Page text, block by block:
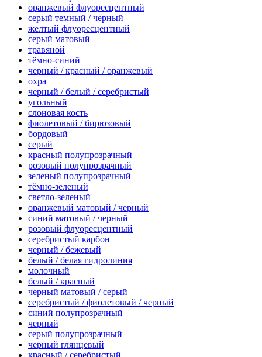
оранжевый флуоресцентный
серый темный / черный
желтый флуоресцентный
серый матовый
травяной
тёмно-синий
черный / красный / оранжевый
охра
черный / белый / серебристый
угольный
слоновая кость
фиолетовый / бирюзовый
бордовый
серый
красный полупрозрачный
розовый полупрозрачный
зеленый полупрозрачный
тёмно-зеленый
светло-зеленый
оранжевый матовый / черный
синий матовый / черный
розовый флуоресцентный
серебристый карбон
черный / бежевый
белый / белая гидролиния
молочный
белый / красный
черный матовый / серый
серебристый / фиолетовый / черный
синий полупрозрачный
черный
серый полупрозрачный
черный глянцевый